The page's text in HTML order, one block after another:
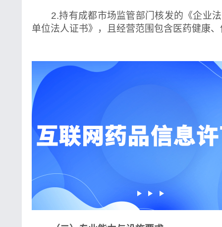
2.持有成都市场监管部门核发的《企业法
单位法人证书》，且经营范围包含医药健康